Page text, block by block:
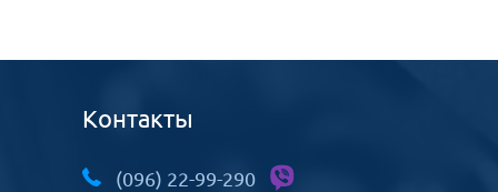
Контакты
(096) 22-99-290